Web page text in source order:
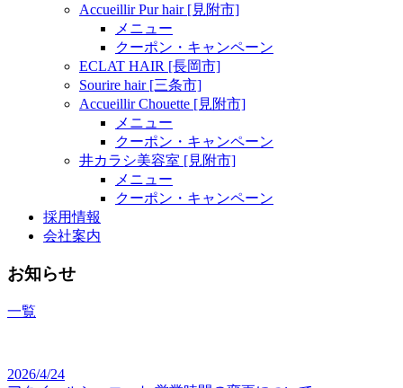
Accueillir Pur hair [見附市]
メニュー
クーポン・キャンペーン
ECLAT HAIR [長岡市]
Sourire hair [三条市]
Accueillir Chouette [見附市]
メニュー
クーポン・キャンペーン
井カラシ美容室 [見附市]
メニュー
クーポン・キャンペーン
採用情報
会社案内
お知らせ
一覧
2026/4/24